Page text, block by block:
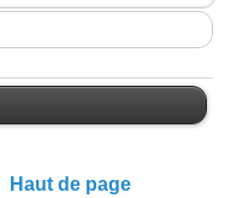
Haut de page